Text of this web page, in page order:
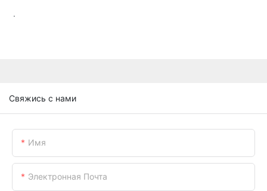
.
Свяжись с нами
Имя
Электронная Почта